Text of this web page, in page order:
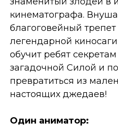
кинематографа.
благоговейный
легендарной
обучит ребят
загадочной Силой и
превратиться из
настоящих джедаев!
Один аниматор: